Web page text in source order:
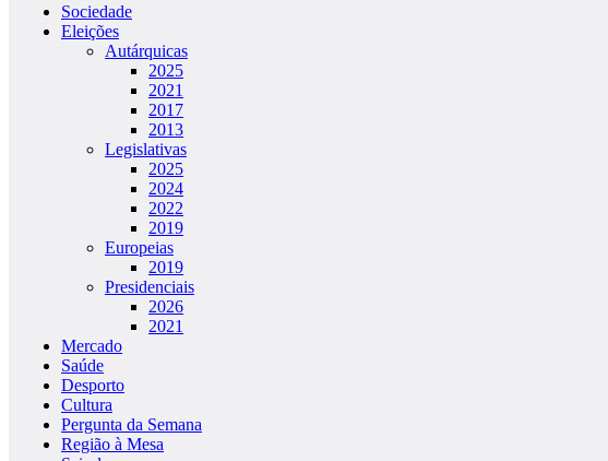
Sociedade
Eleições
Autárquicas
2025
2021
2017
2013
Legislativas
2025
2024
2022
2019
Europeias
2019
Presidenciais
2026
2021
Mercado
Saúde
Desporto
Cultura
Pergunta da Semana
Região à Mesa